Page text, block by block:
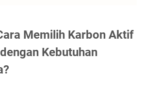
Memilih Karbon Aktif
Kebutuhan